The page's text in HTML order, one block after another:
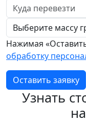
Нажимая
обработку
Оставить заявку
Узнать